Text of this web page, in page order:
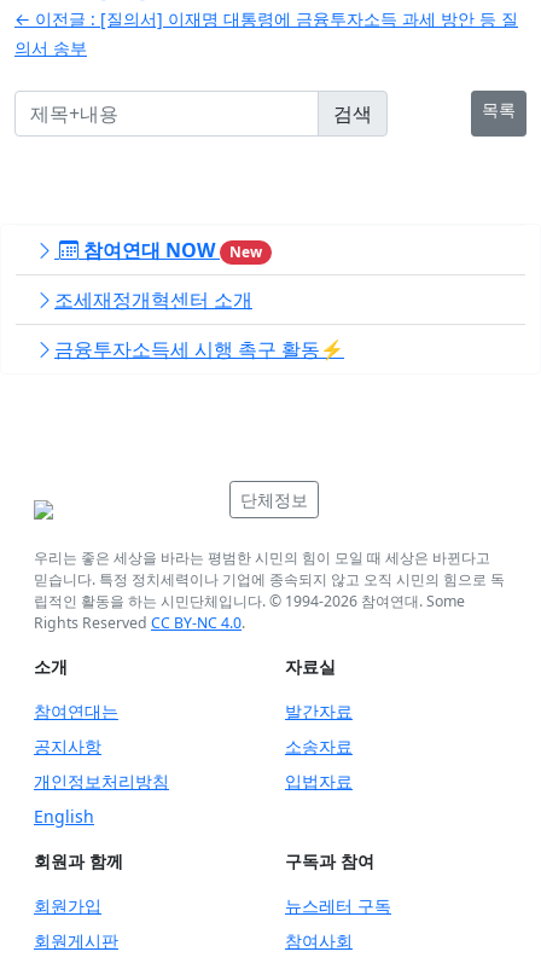
탐
색
← 이전글 : [질의서] 이재명 대통령에 금융투자소득 과세 방안 등 질
의서 송부
목록
참여연대 NOW New
조세재정개혁센터 소개
금융투자소득세 시행 촉구 활동⚡️
단체정보
우리는 좋은 세상을 바라는 평범한 시민의 힘이 모일 때 세상은 바뀐다고
믿습니다. 특정 정치세력이나 기업에 종속되지 않고 오직 시민의 힘으로 독
립적인 활동을 하는 시민단체입니다. © 1994-2026 참여연대. Some
Rights Reserved CC BY-NC 4.0.
소개
참여연대는
공지사항
개인정보처리방침
English
자료실
발간자료
소송자료
입법자료
회원과 함께
회원가입
회원게시판
구독과 참여
뉴스레터 구독
참여사회